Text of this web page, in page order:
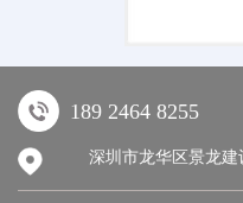
189 2464 8255
深圳市龙华区景龙